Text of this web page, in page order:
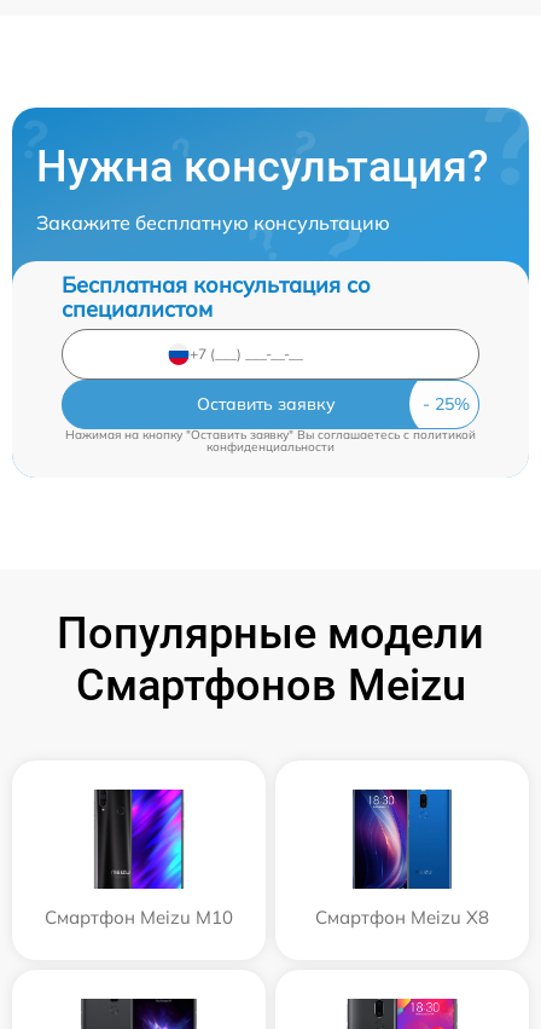
Нужна консультация?
Закажите бесплатную консультацию
Бесплатная консультация со
специалистом
Оставить заявку
Нажимая на кнопку "Оставить заявку" Вы соглашаетесь cполитикой
конфиденциальности
Популярные модели
Смартфонов Meizu
Смартфон Meizu M10 Смартфон Meizu X8